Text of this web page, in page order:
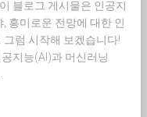
블로그 게시물은 인공지
흥미로운 전망에 대한 인
럼 시작해 보겠습니다!
지능(AI)과 머신러닝